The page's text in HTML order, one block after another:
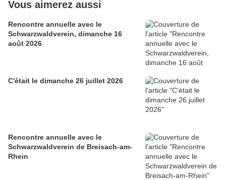
Vous aimerez aussi
Rencontre annuelle avec le
Schwarzwaldverein, dimanche 16
août 2026
C'était le dimanche 26 juillet 2026
Rencontre annuelle avec le
Schwarzwaldverein de Breisach-am-
Rhein